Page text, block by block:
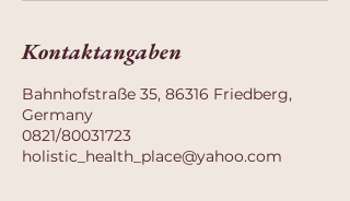
Kontaktangaben
Bahnhofstraße 35, 86316 Friedberg,
Germany
0821/80031723
holistic_health_place@yahoo.com